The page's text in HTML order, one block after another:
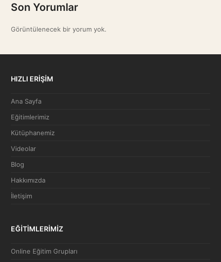
Son Yorumlar
Görüntülenecek bir yorum yok.
HIZLI ERİŞİM
Ana Sayfa
Eğitimlerimiz
Kütüphanemiz
Videolar
Blog
Hakkımızda
İletişim
EĞİTİMLERİMİZ
Online Eğitim Grupları